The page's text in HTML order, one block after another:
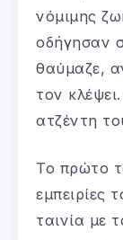
νόμιμης
οδήγησαν
θαύμαζε,
τον
ατζέντη
Το πρώτο
εμπειρίες
ταινία με